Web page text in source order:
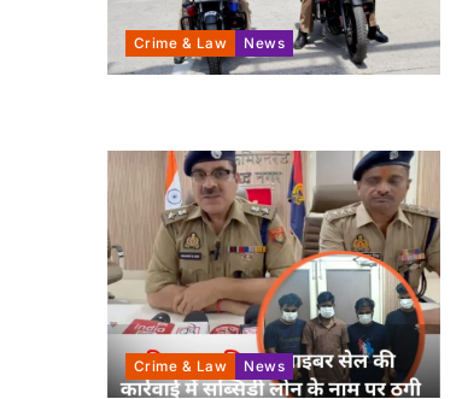
Crime & Law News
Crime & Law News